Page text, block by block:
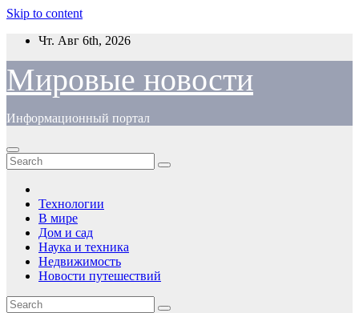
Skip to content
Чт. Авг 6th, 2026
Мировые новости
Информационный портал
Технологии
В мире
Дом и сад
Наука и техника
Недвижимость
Новости путешествий